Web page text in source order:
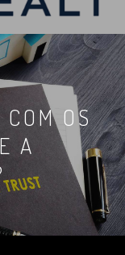
COM OS
A